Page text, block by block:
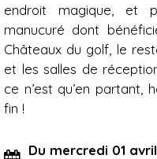
endroit magique, et
manucuré dont
Châteaux du golf, le
et les salles de
ce n’est qu’en partant,
fin !
Du mercredi 01